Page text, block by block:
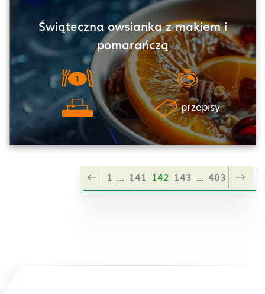
Świąteczna owsianka z makiem i
pomarańczą
przepisy
1 ... 141 142 143 ... 403